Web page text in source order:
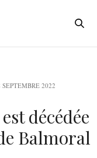
SEPTEMBRE 2022
décédée
Balmoral